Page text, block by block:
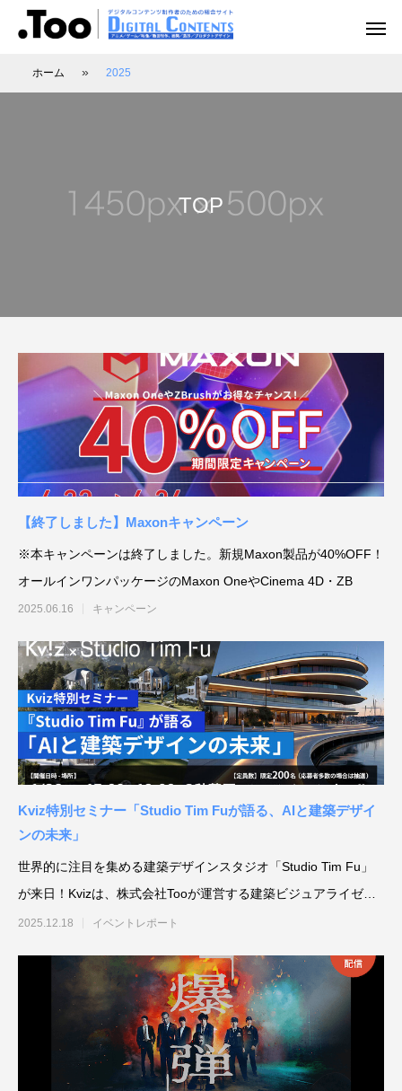
アニマル・モデリング 動物造形解剖学 増
補改訂版』発売記念セミナー
2026.04.15
Autodesk CG Festa
2026.03.25
アニマル・モデリング 動物造形解剖学 増
補改訂版』発売記念セミナー
2026.04.15
Autodesk CG Festa
2026.03.25
補改訂版』発売記念セミナー
2026.04.15 2026.03.25
あにつく2025レポート | オレンジ リクル
ート講演会 〜就職をめざすあなたに届け
る、”エフェクト表現”最前線～
2026.01.26
あにつく2025レポ
ニメ『星の子ども
た企画と世界観の
ェ門）
2026.01.21
【イベントレポート】『機動戦士ガンダム
閃光のハサウェイ キルケーの魔女』 重厚
な映像表現を支えた3DCG制作の舞台裏 –
Autodesk CG Festa 2026
2026.07.14
【イベントレポー
ー30年の歩みと新
Autodesk CG Festa
バーコネクトツー）
2026.07.13
2025.10.20
RUBICON』メイキ
制作ワークフロー
2024.04.24
[外部事例]「泣きたい私は猫をかぶる」監
督ふたりが語る、誕生秘話とネコ表現のこ
だわり【インタビュー】
2020.06.18
[外部事例]「ペンギ
ジオコロリド初と
た、“デジタル作画”
2018.08.17
[外部事例]「泣きたい私は猫をかぶる」監
督ふたりが語る、誕生秘話とネコ表現のこ
だわり【インタビュー】
2020.06.18
[外部事例]「ペンギ
ジオコロリド初と
た、“デジタル作画”
2018.08.17
ホーム » 2025
TOP
【終了しました】Maxonキャンペーン
※本キャンペーンは終了しました。新規Maxon製品が40%OFF！
オールインワンパッケージのMaxon OneやCinema 4D・ZB
2025.06.16 キャンペーン
Kviz特別セミナー「Studio Tim Fuが語る、AIと建築デザイ
ンの未来」
世界的に注目を集める建築デザインスタジオ「Studio Tim Fu」
が来日！Kvizは、株式会社Tooが運営する建築ビジュアライゼー
シ
2025.12.18 イベントレポート